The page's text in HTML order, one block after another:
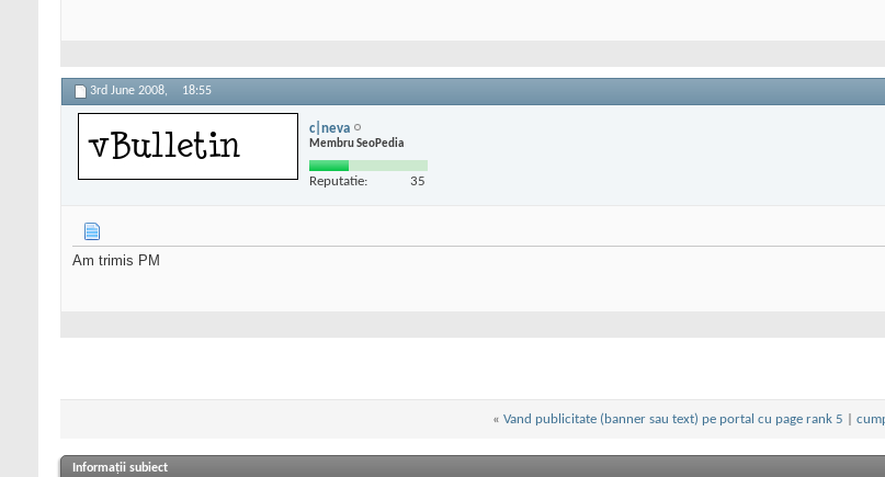
3rd June 2008, 18:55
c|neva
Membru SeoPedia
Reputatie: 35
Am trimis PM
« Vand publicitate (banner sau text) pe portal cu page rank 5
Informații subiect